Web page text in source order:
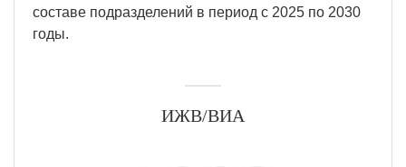
составе подразделений в период с 2025 по 2030
годы.
ИЖВ/ВИА